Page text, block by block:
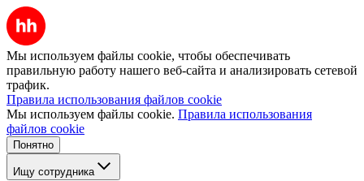
Мы используем файлы cookie, чтобы обеспечивать
правильную работу нашего веб-сайта и анализировать сетевой
трафик.
Правила использования файлов cookie
Мы используем файлы cookie. Правила использования
файлов cookie
Понятно
Ищу сотрудника